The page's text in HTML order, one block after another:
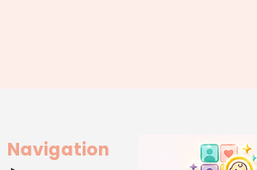
Navigation